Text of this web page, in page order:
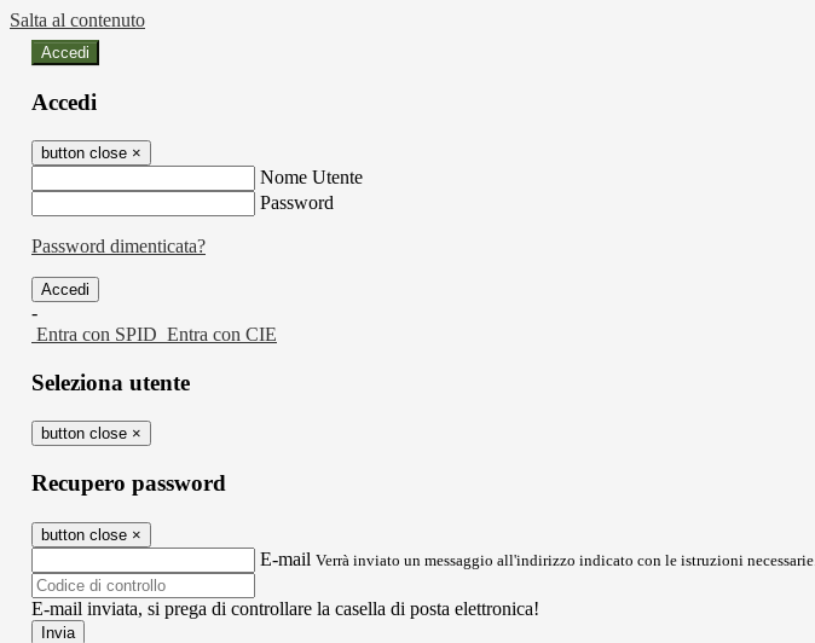
Salta al contenuto
Accedi
Accedi
button close ×
Nome Utente
Password
Password dimenticata?
-
Entra con SPID Entra con CIE
Seleziona utente
button close ×
Recupero password
button close ×
E-mail Verrà inviato un messaggio all'indirizzo indicato con le istruzioni necessarie.
E-mail inviata, si prega di controllare la casella di posta elettronica!